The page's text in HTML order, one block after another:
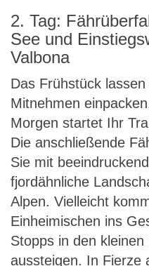
2. Tag:
See und
Valbona
Das Frühstück
Mitnehmen
Morgen startet Ihr
Die anschließende
Sie mit
fjordähnliche
Alpen. Vielleicht
Einheimischen ins
Stopps in den
aussteigen. In Fierze